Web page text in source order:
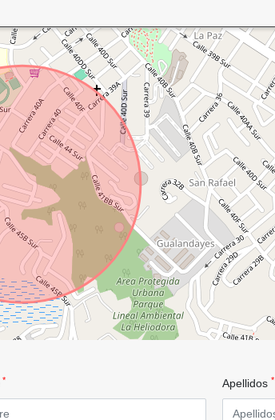
* Apellidos *